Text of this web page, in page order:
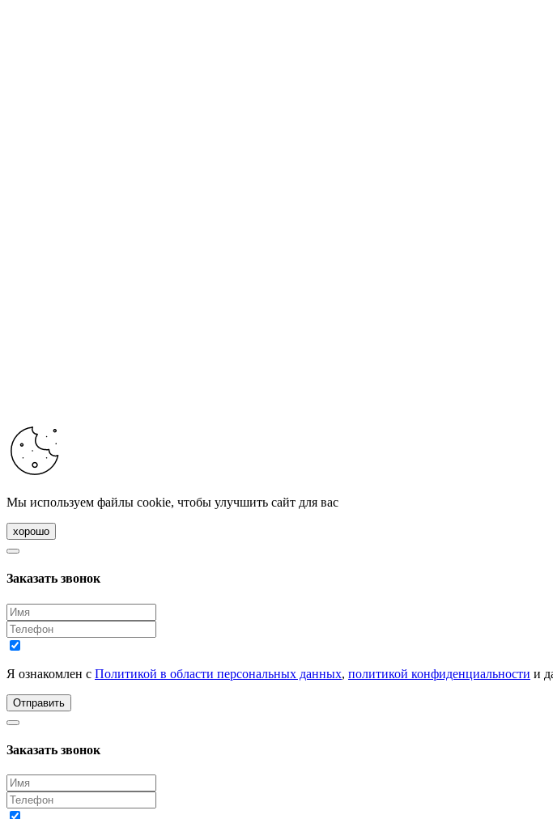
Мы используем файлы cookie, чтобы улучшить сайт для вас
хорошо
Заказать звонок
Я ознакомлен с Политикой в области персональных данных, политикой конфиденциальности и
Отправить
Заказать звонок